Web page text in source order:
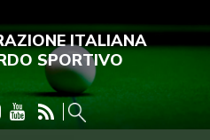
ITALIANA
SPORTIVO